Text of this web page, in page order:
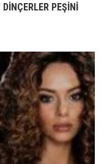
PEŞİNİ